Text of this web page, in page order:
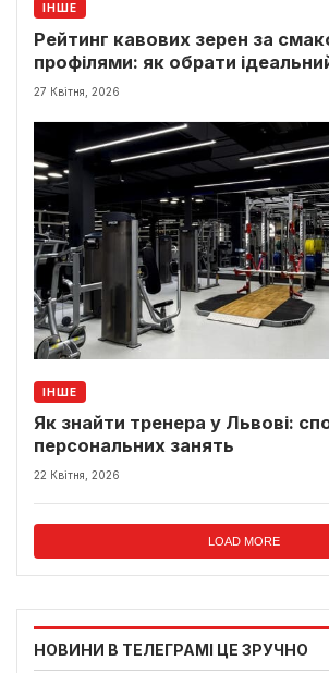
ІНШЕ
Рейтинг кавових зерен за
профілями: як обрати
27 Квітня, 2026
ІНШЕ
Як знайти тренера у Львові:
персональних занять
22 Квітня, 2026
LOAD MORE
НОВИНИ В ТЕЛЕГРАМІ ЦЕ ЗРУЧНО